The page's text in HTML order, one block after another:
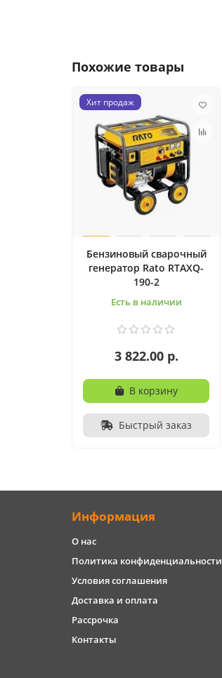
Похожие товары
Хит продаж
Бензиновый сварочный
генератор Rato RTAXQ-
190-2
Есть в наличии
3 822.00 р.
В корзину
Быстрый заказ
Информация
О нас
Политика конфиденциальности
Условия соглашения
Доставка и оплата
Рассрочка
Контакты